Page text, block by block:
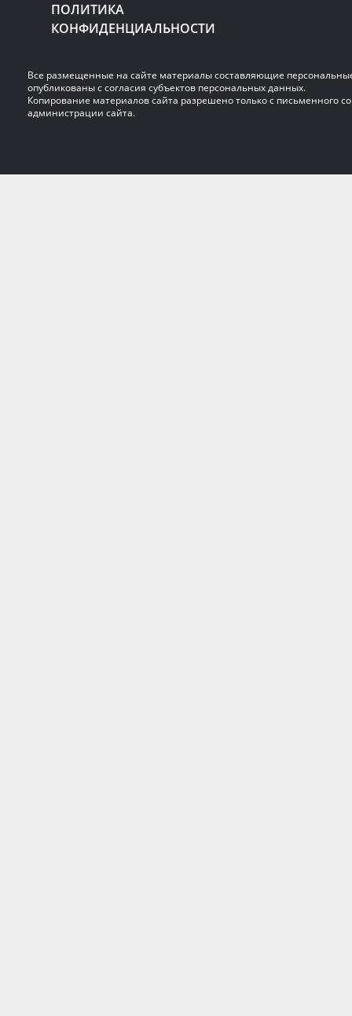
ПОЛИТИКА
КОНФИДЕНЦИАЛЬНОСТИ
Все размещенные на сайте материалы составляющие
опубликованы с согласия субъектов персональных данных.
Копирование материалов сайта разрешено только с письменного
администрации сайта.